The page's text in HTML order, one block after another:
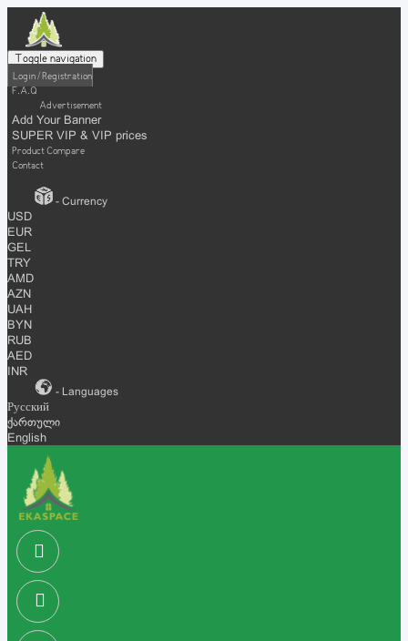
Toggle navigation
Login / Registration
F.A.Q
Advertisement
Add Your Banner
SUPER VIP & VIP prices
Product Compare
Contact
- Currency
USD
EUR
GEL
TRY
AMD
AZN
UAH
BYN
RUB
AED
INR
- Languages
Русский
ქართული
English